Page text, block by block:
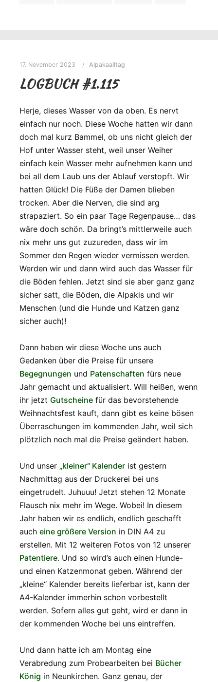
17. November 2023 Alpakaalltag
LOGBUCH #1.115
Herje, dieses Wasser von da oben. Es nervt
einfach nur noch. Diese Woche hatten wir dann
doch mal kurz Bammel, ob uns nicht gleich der
Hof unter Wasser steht, weil unser Weiher
einfach kein Wasser mehr aufnehmen kann und
bei all dem Laub uns der Ablauf verstopft. Wir
hatten Glück! Die Füße der Damen blieben
trocken. Aber die Nerven, die sind arg
strapaziert. So ein paar Tage Regenpause… das
wäre doch schön. Da bringt’s mittlerweile auch
nix mehr uns gut zuzureden, dass wir im
Sommer den Regen wieder vermissen werden.
Werden wir und dann wird auch das Wasser für
die Böden fehlen. Jetzt sind sie aber ganz ganz
sicher satt, die Böden, die Alpakis und wir
Menschen (und die Hunde und Katzen ganz
sicher auch)!
Dann haben wir diese Woche uns auch
Gedanken über die Preise für unsere
Begegnungen und Patenschaften fürs neue
Jahr gemacht und aktualisiert. Will heißen, wenn
ihr jetzt Gutscheine für das bevorstehende
Weihnachtsfest kauft, dann gibt es keine bösen
Überraschungen im kommenden Jahr, weil sich
plötzlich noch mal die Preise geändert haben.
Und unser „kleiner“ Kalender ist gestern
Nachmittag aus der Druckerei bei uns
eingetrudelt. Juhuuu! Jetzt stehen 12 Monate
Flausch nix mehr im Wege. Wobei! In diesem
Jahr haben wir es endlich, endlich geschafft
auch eine größere Version in DIN A4 zu
erstellen. Mit 12 weiteren Fotos von 12 unserer
Patentiere. Und so wird’s auch einen Hunde-
und einen Katzenmonat geben. Während der
„kleine“ Kalender bereits lieferbar ist, kann der
A4-Kalender immerhin schon vorbestellt
werden. Sofern alles gut geht, wird er dann in
der kommenden Woche bei uns eintreffen.
Und dann hatte ich am Montag eine
Verabredung zum Probearbeiten bei Bücher
König in Neunkirchen. Ganz genau, der